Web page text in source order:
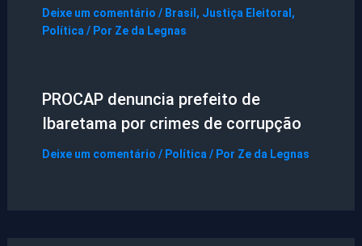
Deixe um comentário / Brasil , Justiça Eleitoral ,
Política / Por Ze da Legnas
PROCAP denuncia prefeito de
Ibaretama por crimes de corrupção
Deixe um comentário / Política / Por Ze da Legnas